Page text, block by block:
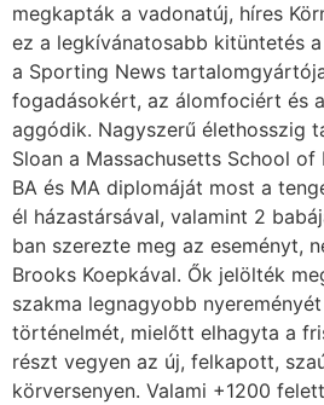
megkapták a vadonatúj, híres
ez a legkívánatosabb kitüntetés
a Sporting News
fogadásokért, az álomfociért és
aggódik. Nagyszerű élethosszig
Sloan a Massachusetts School
BA és MA diplomáját most a
él házastársával, valamint 2
ban szerezte meg az eseményt,
Brooks Koepkával. Ők jelölték
szakma legnagyobb
történelmét, mielőtt elhagyta a
részt vegyen az új, felkapott,
körversenyen. Valami +1200